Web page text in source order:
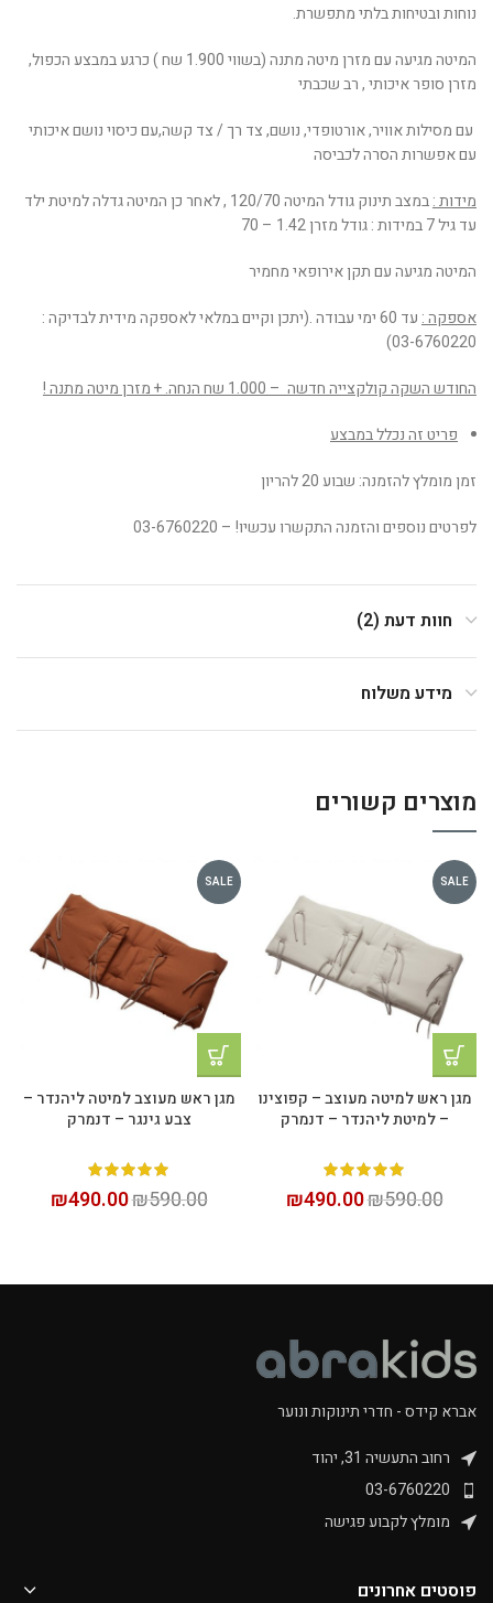
נוחות ובטיחות בלתי מתפשרת.
המיטה מגיעה עם מזרן מיטה מתנה (בשווי 1.900 שח ) כרגע במבצע הכפול,
מזרן סופר איכותי , רב שכבתי
עם מסילות אוויר, אורטופדי, נושם, צד רך / צד קשה,עם כיסוי נושם איכותי
עם אפשרות הסרה לכביסה
מידות :
במצב תינוק גודל המיטה 120/70 , לאחר כן המיטה גדלה למיטת ילד
עד גיל 7 במידות : גודל מזרן 1.42 – 70
המיטה מגיעה עם תקן אירופאי מחמיר
אספקה :
עד 60 ימי עבודה .(יתכן וקיים במלאי לאספקה מידית לבדיקה :
03-6760220)
החודש השקה קולקצייה חדשה – 1.000 שח הנחה. + מזרן מיטה מתנה !
פריט זה נכלל במבצע
זמן מומלץ להזמנה: שבוע 20 להריון
לפרטים נוספים והזמנה התקשרו עכשיו! – 03-6760220
חוות דעת (2)
מידע משלוח
מוצרים קשורים
SALE
מגן ראש למיטה מעוצב – קפוצינו
– למיטת ליהנדר – דנמרק
₪590.00
₪490.00
SALE
מגן ראש מעוצב למיטה ליהנדר –
צבע גינגר – דנמרק
₪590.00
₪490.00
אברא קידס - חדרי תינוקות ונוער
רחוב התעשיה 31, יהוד
03-6760220
מומלץ לקבוע פגישה
פוסטים אחרונים